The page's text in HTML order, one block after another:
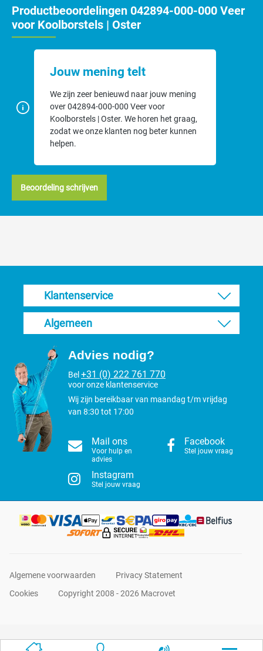
Productbeoordelingen 042894-000-000 Veer
voor Koolborstels | Oster
Jouw mening telt
We zijn zeer benieuwd naar jouw mening
over 042894-000-000 Veer voor
Koolborstels | Oster. We horen het graag,
zodat we onze klanten nog beter kunnen
helpen.
Beoordeling schrijven
Klantenservice
Algemeen
Advies nodig?
Bel +31 (0) 222 761 770
voor onze klantenservice
Wij zijn bereikbaar van maandag t/m vrijdag
van 8:30 tot 17:00
Mail ons
Voor hulp en
advies
Facebook
Stel jouw vraag
Instagram
Stel jouw vraag
Algemene voorwaarden
Privacy Statement
Cookies
Copyright 2008 - 2026 Macrovet